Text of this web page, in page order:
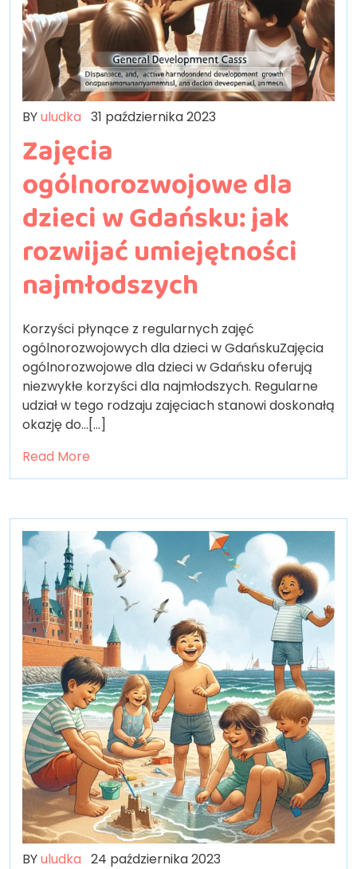
BYuludka 31 października 2023
Zajęcia
ogólnorozwojowe dla
dzieci w Gdańsku: jak
rozwijać umiejętności
najmłodszych
Korzyści płynące z regularnych zajęć
ogólnorozwojowych dla dzieci w GdańskuZajęcia
ogólnorozwojowe dla dzieci w Gdańsku oferują
niezwykłe korzyści dla najmłodszych. Regularne
udział w tego rodzaju zajęciach stanowi doskonałą
okazję do…[...]
Read More
BYuludka 24 października 2023